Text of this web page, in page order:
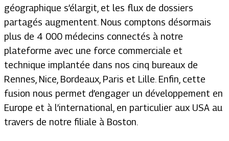
géographique s’élargit, et les flux de dossiers
partagés augmentent. Nous comptons désormais
plus de 4 000 médecins connectés à notre
plateforme avec une force commerciale et
technique implantée dans nos cinq bureaux de
Rennes, Nice, Bordeaux, Paris et Lille. Enfin, cette
fusion nous permet d’engager un développement en
Europe et à l’international, en particulier aux USA au
travers de notre filiale à Boston.